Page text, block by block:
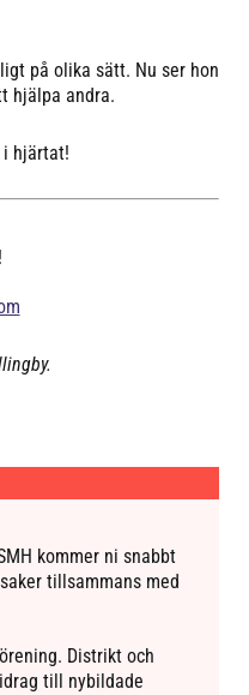
på olika sätt. Nu ser hon
hjälpa andra.
i hjärtat!
kommer ni snabbt
tillsammans med
Distrikt och
till nybildade